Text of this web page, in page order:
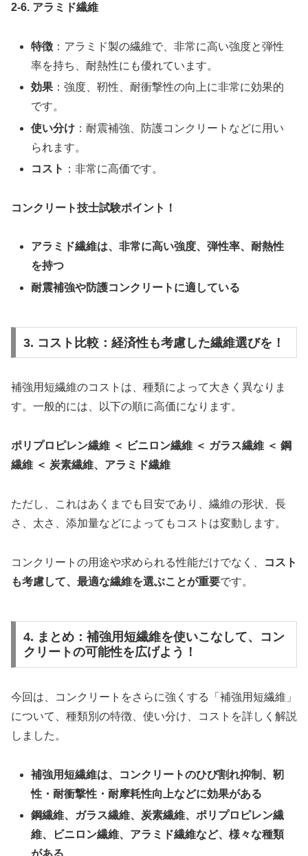
2-6. アラミド繊維
特徴 ：アラミド製の繊維で、非常に高い強度と弾性
率を持ち、耐熱性にも優れています。
効果 ：強度、靭性、耐衝撃性の向上に非常に効果的
です。
使い分け ：耐震補強、防護コンクリートなどに用い
られます。
コスト ：非常に高価です。
コンクリート技士試験ポイント！
アラミド繊維は、非常に高い強度、弾性率、耐熱性
を持つ
耐震補強や防護コンクリートに適している
3. コスト比較：経済性も考慮した繊維選びを！
補強用短繊維のコストは、種類によって大きく異なりま
す。一般的には、以下の順に高価になります。
ポリプロピレン繊維 ＜ ビニロン繊維 ＜ ガラス繊維 ＜ 鋼
繊維 ＜ 炭素繊維、アラミド繊維
ただし、これはあくまでも目安であり、繊維の形状、長
さ、太さ、添加量などによってもコストは変動します。
コンクリートの用途や求められる性能だけでなく、
コスト
も考慮して、最適な繊維を選ぶことが重要です。
4. まとめ：補強用短繊維を使いこなして、コン
クリートの可能性を広げよう！
今回は、コンクリートをさらに強くする「補強用短繊維」
について、種類別の特徴、使い分け、コストを詳しく解説
しました。
補強用短繊維は、コンクリートのひび割れ抑制、靭
性・耐衝撃性・耐摩耗性向上などに効果がある
鋼繊維、ガラス繊維、炭素繊維、ポリプロピレン繊
維、ビニロン繊維、アラミド繊維など、様々な種類
がある